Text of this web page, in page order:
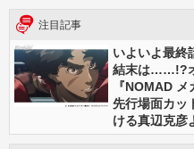
注目記事
いよいよ最終
結末は……!?
『NOMAD
先行場面カッ
ける真辺克彦